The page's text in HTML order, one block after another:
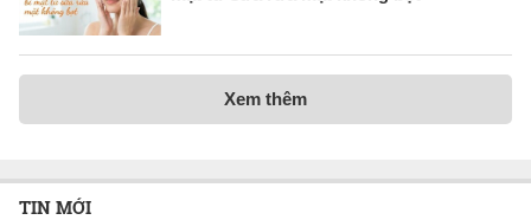
Xem thêm
TIN MỚI